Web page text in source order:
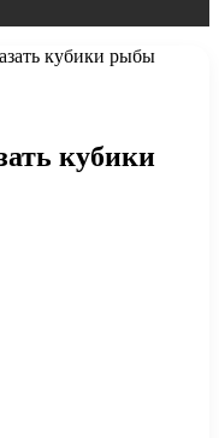
кубики рыбы
кубики